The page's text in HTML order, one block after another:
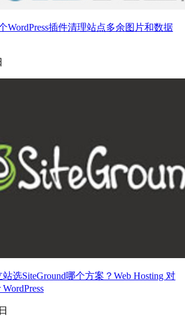
WordPress插件清理站点多余图片和数据
选SiteGround哪个方案？Web Hosting 对